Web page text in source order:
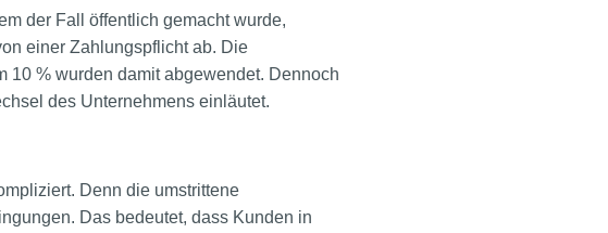
der Fall öffentlich gemacht wurde,
einer Zahlungspflicht ab. Die
10 % wurden damit abgewendet. Dennoch
des Unternehmens einläutet.
Denn die umstrittene
Das bedeutet, dass Kunden in